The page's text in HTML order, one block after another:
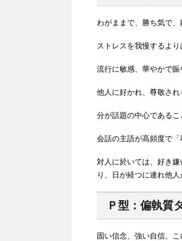
わがままで、勝ち気で、
ストレスを我慢するより
流行に敏感、華やかで賑
他人に好かれ、尊敬さ
分が話題の中心であるこ
会話の主語が高頻度で「
対人に於いては、好き
り、日が経つに連れ他人
Ｐ型：偏執質
固い信念、強い自信。こ